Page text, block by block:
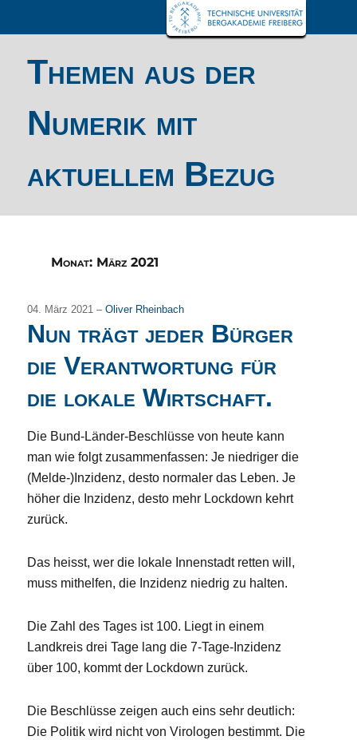
Themen aus der
Numerik mit
aktuellem Bezug
Monat: März 2021
04. März 2021 –Oliver Rheinbach
Nun trägt jeder Bürger
die Verantwortung für
die lokale Wirtschaft.
Die Bund-Länder-Beschlüsse von heute kann
man wie folgt zusammenfassen: Je niedriger die
(Melde-)Inzidenz, desto normaler das Leben. Je
höher die Inzidenz, desto mehr Lockdown kehrt
zurück.
Das heisst, wer die lokale Innenstadt retten will,
muss mithelfen, die Inzidenz niedrig zu halten.
Die Zahl des Tages ist 100. Liegt in einem
Landkreis drei Tage lang die 7-Tage-Inzidenz
über 100, kommt der Lockdown zurück.
Die Beschlüsse zeigen auch eins sehr deutlich:
Die Politik wird nicht von Virologen bestimmt. Die